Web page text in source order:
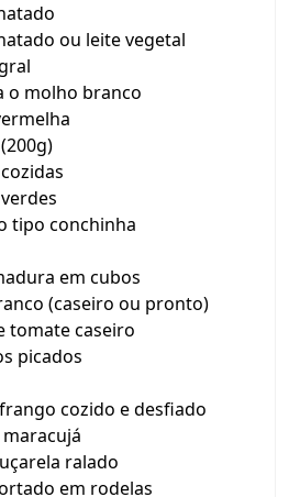
ou leite vegetal
o molho branco
tipo conchinha
em cubos
(caseiro ou pronto)
tomate caseiro
picados
cozido e desfiado
ralado
em rodelas